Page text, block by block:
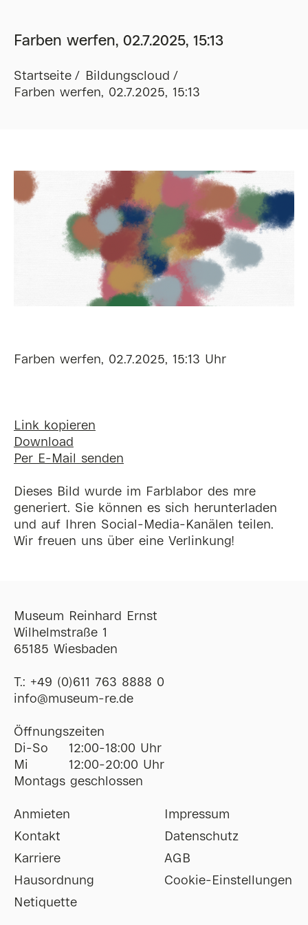
Farben werfen, 02.7.2025, 15:13
Startseite
Bildungscloud
Farben werfen, 02.7.2025, 15:13
Farben werfen, 02.7.2025, 15:13 Uhr
Link kopieren
Download
Per E-Mail senden
Dieses Bild wurde im Farblabor des mre
generiert. Sie können es sich herunterladen
und auf Ihren Social-Media-Kanälen teilen.
Wir freuen uns über eine Verlinkung!
Museum Reinhard Ernst
Wilhelmstraße 1
65185 Wiesbaden
T.: +49 (0)611 763 8888 0
ofni@museum-re de
Öffnungszeiten
Di-So
12:00-18:00 Uhr
Mi
12:00-20:00 Uhr
Montags geschlossen
Anmieten
Kontakt
Karriere
Hausordnung
Netiquette
Impressum
Datenschutz
AGB
Cookie-Einstellungen